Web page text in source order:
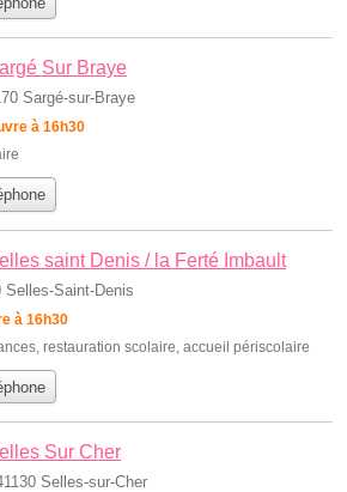
Sur Braye
Sargé-sur-Braye
à 16h30
saint Denis / la Ferté Imbault
Selles-Saint-Denis
à 16h30
restauration scolaire accueil périscolaire
Sur Cher
Selles-sur-Cher